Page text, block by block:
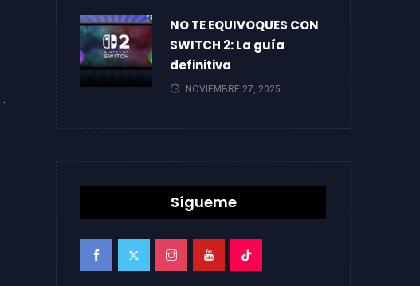
NO TE EQUIVOQUES CON
SWITCH 2: La guía
definitiva
NOVIEMBRE 27, 2025
Sígueme